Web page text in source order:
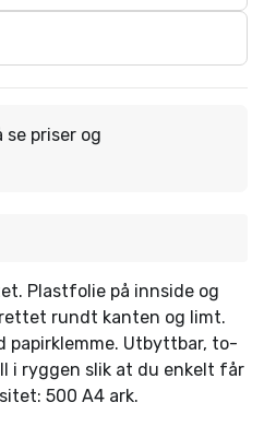
se priser og
Plastfolie på innside og
rundt kanten og limt.
papirklemme. Utbyttbar, to-
i ryggen slik at du enkelt får
500 A4 ark.